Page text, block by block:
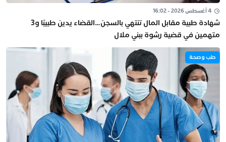
4 أغسطس 2026 - 16:02
شهادة طبية مقابل المال تنتهي بالسجن…القضاء يدين طبيبًا و3
متهمين في قضية رشوة ببني ملال
طب وصحة